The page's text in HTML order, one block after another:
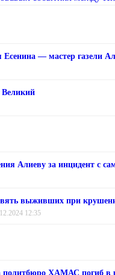
Есенина — мастер газели
Великий
Алиеву за инцидент с
выживших при
12:35
политбюро ХАМАС погиб в